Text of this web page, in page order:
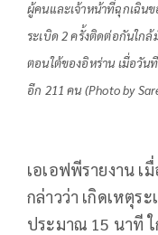
ผู้คนและเจ้าหน้าที่ฉุกเฉิน
ระเบิด 2 ครั้งติดต่อกันใกล้
ตอนใต้ของอิหร่าน เมื่อวัน
อีก 211 คน (Photo by
เอเอฟพีรายงาน
กล่าวว่า เกิดเหตุร
ประมาณ 15 นาที